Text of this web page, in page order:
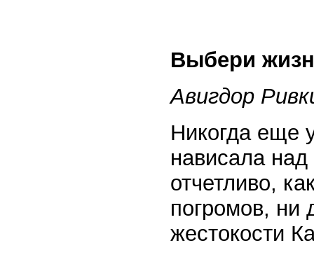
Выбери
Авигдор
Никогда еще
нависала
отчетливо,
погромов, ни
жестокости